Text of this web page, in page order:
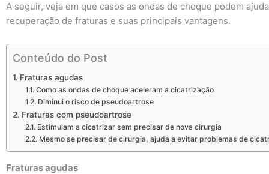
A seguir, veja em que casos as ondas de choque podem
recuperação de fraturas e suas principais vantagens.
Conteúdo do Post
Fraturas agudas
Como as ondas de choque aceleram a cicatrização
Diminui o risco de pseudoartrose
Fraturas com pseudoartrose
Estimulam a cicatrizar sem precisar de nova cirurgia
Mesmo se precisar de cirurgia, ajuda a evitar problemas de
Fraturas agudas